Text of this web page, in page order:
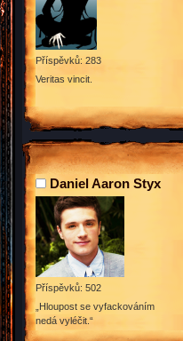
Příspěvků: 283
Veritas vincit.
Daniel Aaron Styx
Příspěvků: 502
„Hloupost se vyfackováním
nedá vyléčit.“